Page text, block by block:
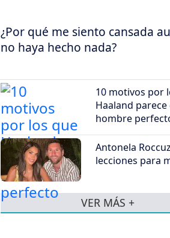
¿Por qué me siento cansada
no haya hecho nada?
10 motivos por
Haaland parece
hombre
Antonela
lecciones para
VER MÁS +